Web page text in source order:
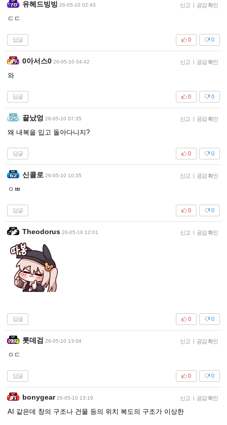
유헤드빙빙 26-05-10 02:43 신고 | 공감 확인
ㄷㄷ
답글 0
0
0아서스0 26-05-10 04:42 신고 | 공감 확인
와
답글 0
0
끝났엉 26-05-10 07:35 신고 | 공감 확인
왜 내복을 입고 돌아다니지?
답글 0
0
신콜로 26-05-10 10:35 신고 | 공감 확인
ㅇㅃ
답글 0
0
Theodorus 26-05-10 12:01 신고 | 공감 확인
답글 0
0
롯데검 26-05-10 13:04 신고 | 공감 확인
ㅇㄷ
답글 0
0
bonygear 26-05-10 13:19 신고 | 공감 확인
AI 같은데 창의 구조나 건물 등의 위치 복도의 구조가 이상한